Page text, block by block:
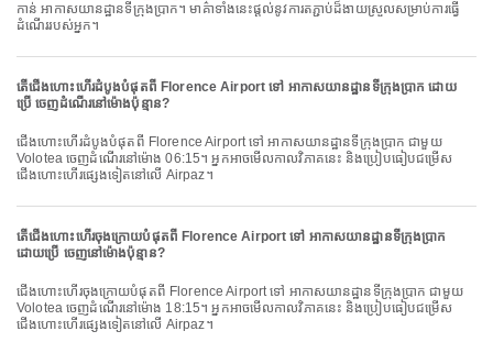
កាន់ អាកាសយានដ្ឋានទីក្រុងប្រាក។ មាគ៌ាទាំងនេះផ្តល់នូវការតភ្ជាប់ដ៏ងាយស្រួលសម្រាប់ការធ្វើ
ដំណើររបស់អ្នក។
តើជើងហោះហើរដំបូងបំផុតពី Florence Airport ទៅ អាកាសយានដ្ឋានទីក្រុងប្រាក ដោយ
ប្រើ ចេញដំណើរនៅម៉ោងប៉ុន្មាន?
ជើងហោះហើរដំបូងបំផុតពី Florence Airport ទៅ អាកាសយានដ្ឋានទីក្រុងប្រាក ជាមួយ
Volotea ចេញដំណើរនៅម៉ោង 06:15។ អ្នកអាចមើលកាលវិភាគនេះ និងប្រៀបធៀបជម្រើស
ជើងហោះហើរផ្សេងទៀតនៅលើ Airpaz។
តើជើងហោះហើរចុងក្រោយបំផុតពី Florence Airport ទៅ អាកាសយានដ្ឋានទីក្រុងប្រាក
ដោយប្រើ ចេញនៅម៉ោងប៉ុន្មាន?
ជើងហោះហើរចុងក្រោយបំផុតពី Florence Airport ទៅ អាកាសយានដ្ឋានទីក្រុងប្រាក ជាមួយ
Volotea ចេញដំណើរនៅម៉ោង 18:15។ អ្នកអាចមើលកាលវិភាគនេះ និងប្រៀបធៀបជម្រើស
ជើងហោះហើរផ្សេងទៀតនៅលើ Airpaz។